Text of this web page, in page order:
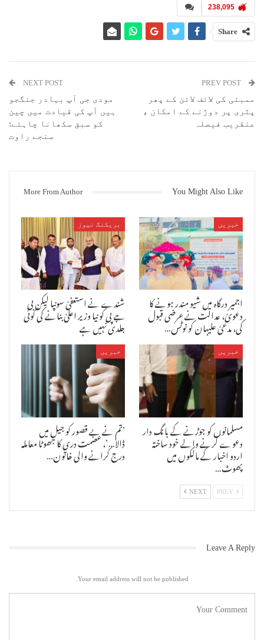
ممبئی: بالی ووڈ اداکار سشانت سنگھ راجپوت نے اتوار کے روز ممبئی کے
باندرہ میں واقع اپنی رہائش گاہ پر پھانسی لگا کر خودکشی کرلی۔ سشانت
کی خود کشی کی وجہ ابھی تک سمجھ نہیں آ سکی ہے۔ سشانت کے اچانک چلے
کے ساتھ سشانت سنگھ راجپوت کے گھر گئے۔
جس وقت پولیس جائے حادثہ پہنچی وہاں سشانت کی بہن اور تین دیگر افراد
وہاں موجود تھے ۔سشانت سنگھ راجپوت کی لاش ان لوگوں نے ہی نیچے اتارا
تھا۔ پولیس نے سشانت کی لاش قبضے میں لے کر مزید تفتیش کے لئے بغرض پوسٹ
مارٹم اسپتال بھیجتے ہوئے معاملے کی تحقیقات شروع کردی ہے ۔سشانت
سشانت سنگھ راجپوت کے کریئٹو منیجر نے پولیس کو بتایا کہ سشانت پچھلے
اسپتال گیا اور نہ ہی اس نے کسی طرح کی دوا لی ۔ لاک ڈاؤن کی وجہ سے
کریئٹو منیجر اور منیجر سشانت کے ہی اپارٹمنٹ میں رہ رہے ہیں۔
پولیس نے سشانت کا فون قبضہ میں لے لیا ہے۔ مگر فون کوڈ لاک کی وجہ سے
نہیں کھولا جاسکا۔ پولیس نے بتایا کہ سوشانت کا فون کھلنے کے بعد کئی
اہم راز سامنے آسکتے ہیں ۔ذرائع کے مطابق پولیس سشانت کے دوستوں سے
بھی تفتیش کر سکتی ہے ۔
238,095
Share
ممبئی کی لائف لائن کے پھر
پٹری پر دوڑنے کے امکان ،
عنقریب فیصلہ
NEXT POST
مودی جی آپ بہادر جنگجو
ہیں آپ کی قیادت میں چین
کو سبق سکھانا چاہئے:
سنجے راوت
You Might Also Like
More From Author
خبریں
اجمیر درگاہ میں شیو مندر ہونے کا
دعویٰ، عدالت نے عرضی قبول
کی، مدعیٰ علیہان کو نوٹس…
بریکنگ نیوز
شندے نے استعفیٰ سونپا لیکن بی
جے پی کو نیا وزیر اعلیٰ بنانے کی کوئی
جلدی نہیں ہے
خبریں
مسلمانوں کو جوڑنے کے بانگ دار
دعوے کرنے والے خود ساختہ
اردو اخبار کے مالکوں میں
پھوٹ…
خبریں
’تم نے بے قصور کو جیل میں
ڈالا…‘، عصمت دری کا جھوٹا معاملہ
درج کرانے والی خاتون…
NEXT
Leave A Reply
Your email address will not be published.